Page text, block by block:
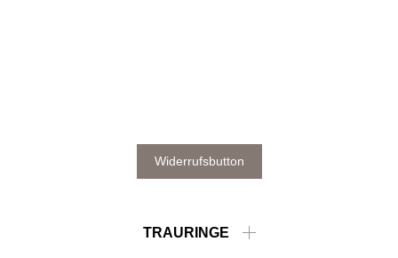
Widerrufsbutton
TRAURINGE